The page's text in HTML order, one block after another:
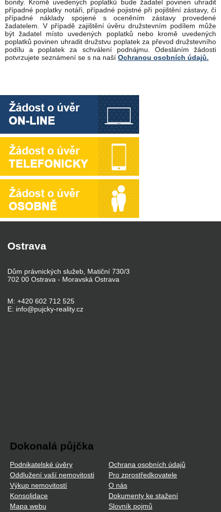
bonity. Kromě uvedených poplatků bude žadatel povinen uhradit
případné poplatky notáři, případné pojistné při pojištění zástavy, či
případné náklady spojené s oceněním zástavy provedené
žadatelem. V případě zajištění úvěru družstevním podílem může
být žadatel místo uvedených poplatků nebo kromě uvedených
poplatků povinen uhradit družstvu poplatek za převod družstevního
podílu a poplatek za schválení podnájmu. Odesláním žádosti
potvrzujete seznámení se s na naší Ochranou osobních údajů.
Ostrava
Dům právnických služeb, Matiční 730/3
702 00 Ostrava - Moravská Ostrava
M: +420 602 712 525
E: info@pujcky-reality.cz
Dokonalá půjčka
Podnikatelské úvěry
Oddlužení vaší nemovitosti
Výkup nemovitostí
Konsolidace
Mapa webu
Ochrana osobních údajů
Pro zprostředkovatele
O nás
Dokumenty ke stažení
Slovník pojmů